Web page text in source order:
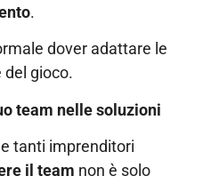
.
dover adattare le
del gioco.
team nelle soluzioni
tanti imprenditori
il team non è solo